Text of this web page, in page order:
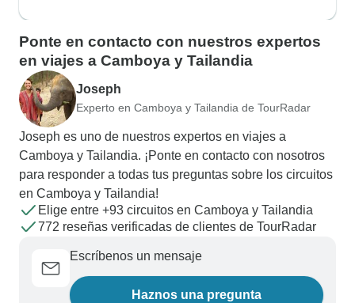
Ponte en contacto con nuestros expertos
en viajes a Camboya y Tailandia
Joseph
Experto en Camboya y Tailandia de TourRadar
Joseph es uno de nuestros expertos en viajes a
Camboya y Tailandia. ¡Ponte en contacto con nosotros
para responder a todas tus preguntas sobre los circuitos
en Camboya y Tailandia!
Elige entre +93 circuitos en Camboya y Tailandia
772 reseñas verificadas de clientes de TourRadar
Escríbenos un mensaje
Haznos una pregunta